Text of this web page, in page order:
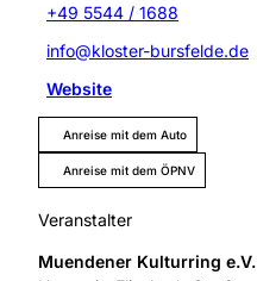
+49 5544 / 1688
info@kloster-bursfelde.de
Website
Anreise mit dem Auto
Anreise mit dem ÖPNV
Veranstalter
Muendener Kulturring e.V.